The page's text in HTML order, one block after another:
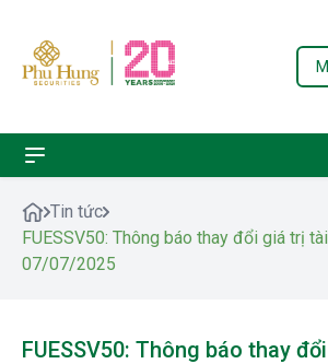
Tin tức
FUESSV50: Thông báo thay đổi giá trị
07/07/2025
FUESSV50: Thông báo thay